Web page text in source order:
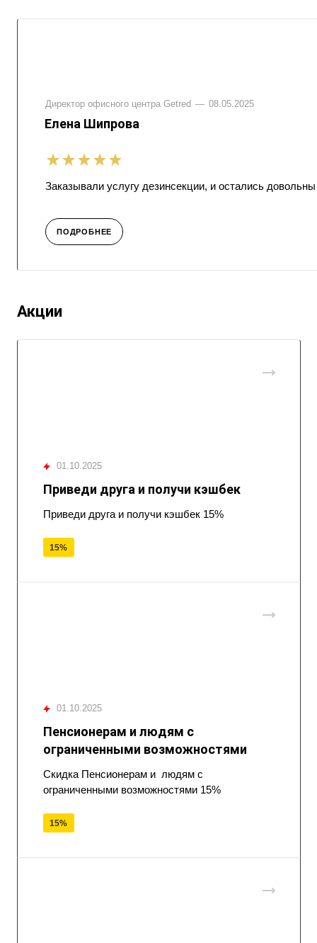
Директор офисного центра Getred — 08.05.2025
Елена Шипрова
Заказывали услугу дезинсекции, и остались
ПОДРОБНЕЕ
Акции
01.10.2025
Приведи друга и получи кэшбек
Приведи друга и получи кэшбек 15%
15%
01.10.2025
Пенсионерам и людям с
ограниченными возможностями
Скидка Пенсионерам и людям с
ограниченными возможностями 15%
15%